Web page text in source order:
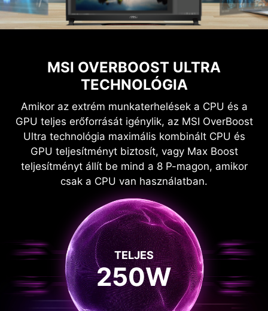
MSI OVERBOOST ULTRA
TECHNOLÓGIA
Amikor az extrém munkaterhelések a CPU és a
GPU teljes erőforrását igénylik, az MSI OverBoost
Ultra technológia maximális kombinált CPU és
GPU teljesítményt biztosít, vagy Max Boost
teljesítményt állít be mind a 8 P-magon, amikor
csak a CPU van használatban.
TELJES
250W